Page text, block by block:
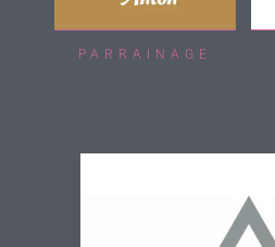
PARRAINAGE